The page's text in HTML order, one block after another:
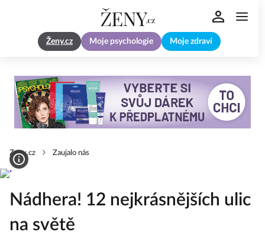
Ženy.cz Moje psychologie Moje zdraví
Zeny.cz Zaujalo nás
Nádhera! 12 nejkrásnějších ulic
na světě